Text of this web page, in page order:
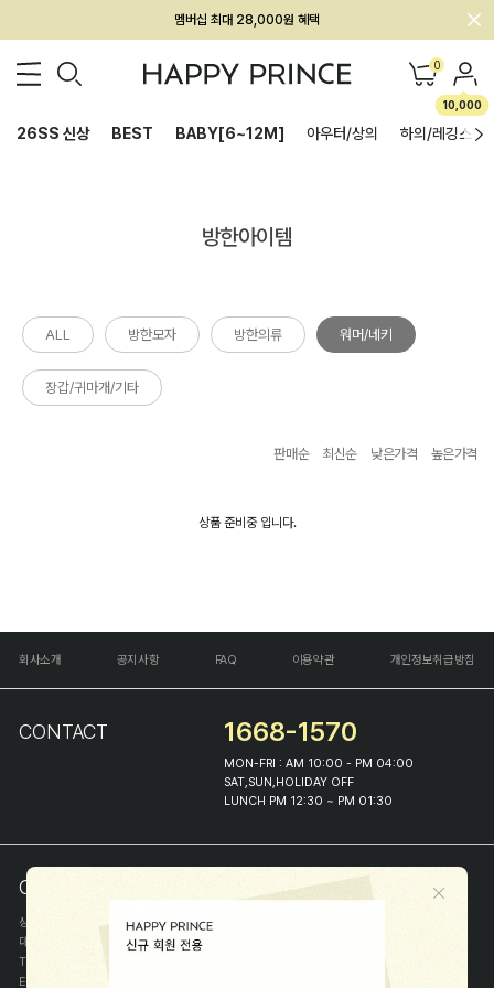
멤버십 최대 28,000원 혜택
0
10,000
26SS 신상 BEST BABY[6~12M] 아우터/상의 하의/레깅스
방한아이템
ALL 방한모자 방한의류 워머/네키
장갑/귀마개/기타
판매순 최신순 낮은가격 높은가격
상품 준비중 입니다.
회사소개 공지사항 FAQ 이용약관 개인정보취급방침
CONTACT 1668-1570
MON-FRI : AM 10:00 - PM 04:00
SAT,SUN,HOLIDAY OFF
LUNCH PM 12:30 ~ PM 01:30
COMPANY INFO
상호
(주)해피프린스
대표
이화진
TEL
E-MAIL